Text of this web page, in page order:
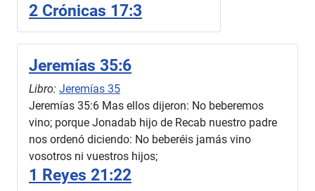
2 Crónicas 17:3
Jeremías 35:6
Libro: Jeremías 35
Jeremías 35:6 Mas ellos dijeron: No beberemos
vino; porque Jonadab hijo de Recab nuestro padre
nos ordenó diciendo: No beberéis jamás vino
vosotros ni vuestros hijos;
1 Reyes 21:22